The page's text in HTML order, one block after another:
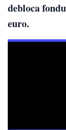
debloca
euro.